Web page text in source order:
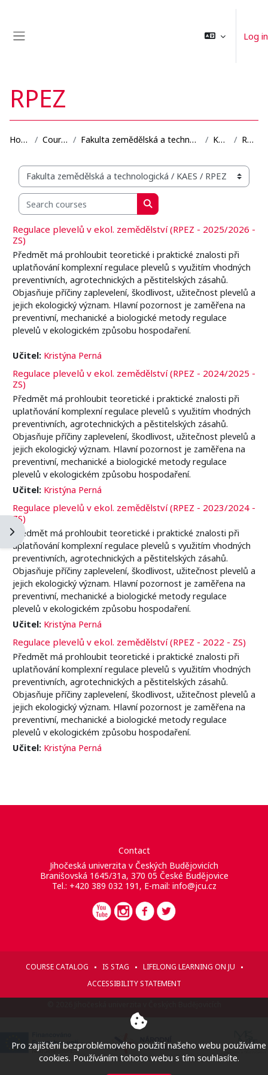
Log in
Open block drawer
RPEZ
Home Courses Fakulta zemědělská a technologická KAES RPEZ
Organization structure of courses
Search courses
Search courses
Regulace plevelů v ekol. zemědělství (RPEZ - 2025/2026 -
ZS)
Předmět má prohloubit teoretické i praktické znalosti při
uplatňování komplexní regulace plevelů s využitím vhodných
preventivních, agrotechnických a pěstitelských zásahů.
Objasňuje příčiny zaplevelení, škodlivost, užitečnost plevelů a
jejich ekologický význam. Hlavní pozornost je zaměřena na
preventivní, mechanické a biologické metody regulace
plevelů v ekologickém způsobu hospodaření.
Učitel: Kristýna Perná
Regulace plevelů v ekol. zemědělství (RPEZ - 2024/2025 -
ZS)
Předmět má prohloubit teoretické i praktické znalosti při
uplatňování komplexní regulace plevelů s využitím vhodných
preventivních, agrotechnických a pěstitelských zásahů.
Objasňuje příčiny zaplevelení, škodlivost, užitečnost plevelů a
jejich ekologický význam. Hlavní pozornost je zaměřena na
preventivní, mechanické a biologické metody regulace
plevelů v ekologickém způsobu hospodaření.
Učitel: Kristýna Perná
Regulace plevelů v ekol. zemědělství (RPEZ - 2023/2024 -
ZS)
Předmět má prohloubit teoretické i praktické znalosti při
uplatňování komplexní regulace plevelů s využitím vhodných
preventivních, agrotechnických a pěstitelských zásahů.
Objasňuje příčiny zaplevelení, škodlivost, užitečnost plevelů a
jejich ekologický význam. Hlavní pozornost je zaměřena na
preventivní, mechanické a biologické metody regulace
plevelů v ekologickém způsobu hospodaření.
Učitel: Kristýna Perná
Regulace plevelů v ekol. zemědělství (RPEZ - 2022 - ZS)
Předmět má prohloubit teoretické i praktické znalosti při
uplatňování komplexní regulace plevelů s využitím vhodných
preventivních, agrotechnických a pěstitelských zásahů.
Objasňuje příčiny zaplevelení, škodlivost, užitečnost plevelů a
jejich ekologický význam. Hlavní pozornost je zaměřena na
preventivní, mechanické a biologické metody regulace
plevelů v ekologickém způsobu hospodaření.
Učitel: Kristýna Perná
Contact
Jihočeská univerzita v Českých Budějovicích
Branišovská 1645/31a, 370 05 České Budějovice
Tel.: +420 389 032 191, E-mail: info@jcu.cz
COURSE CATALOG IS STAG
LIFELONG LEARNING ON JU
ACCESSIBILITY STATEMENT
Pro zajištění bezproblémového použití našeho webu používáme
cookies. Používáním tohoto webu s tím souhlasíte.